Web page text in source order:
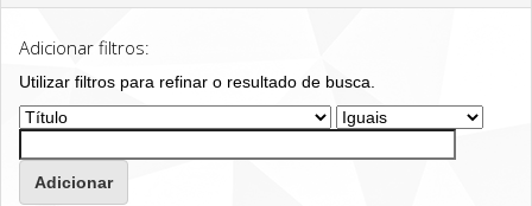
Adicionar filtros:
Utilizar filtros para refinar o resultado de busca.